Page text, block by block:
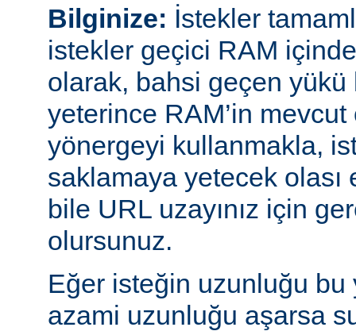
Bilginize: İstekler
istekler geçici RAM
olarak, bahsi geçen yükü
yeterince RAM’in mevcut
yönergeyi kullanmakla,
saklamaya yetecek olası
bile URL uzayınız için
olursunuz.
Eğer isteğin uzunluğu bu
azami uzunluğu aşarsa